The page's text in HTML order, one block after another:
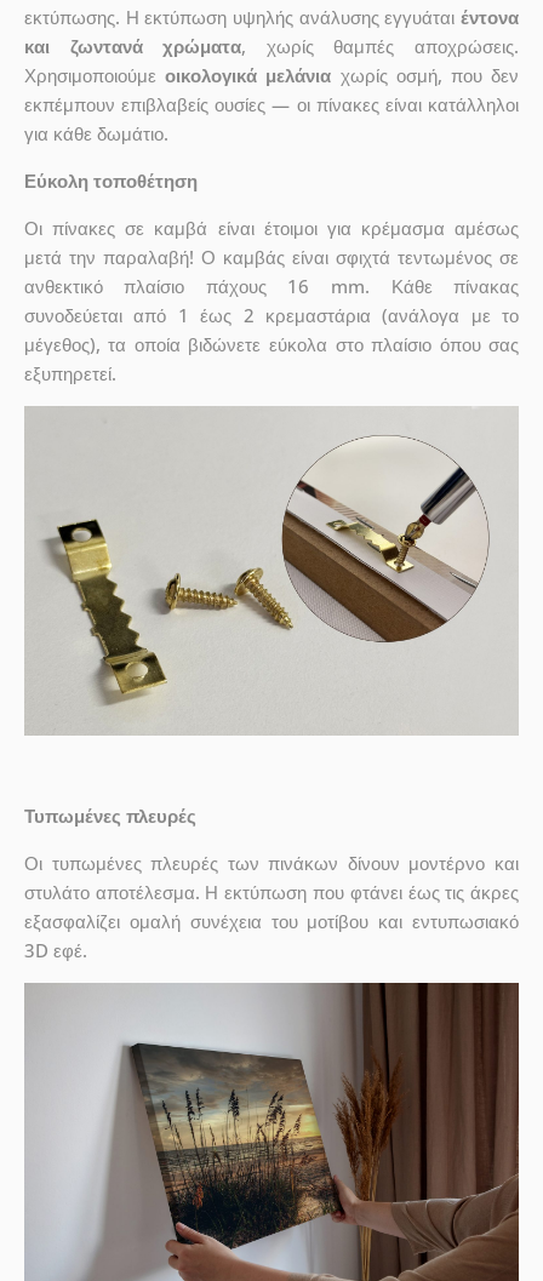
εκτύπωσης. Η εκτύπωση υψηλής ανάλυσης εγγυάταιέντονα
και ζωντανά χρώματα, χωρίς θαμπές αποχρώσεις.
Χρησιμοποιούμεοικολογικά μελάνια χωρίς οσμή, που δεν
εκπέμπουν επιβλαβείς ουσίες — οι πίνακες είναι κατάλληλοι
για κάθε δωμάτιο.
Εύκολη τοποθέτηση
Οι πίνακες σε καμβά είναι έτοιμοι για κρέμασμα αμέσως
μετά την παραλαβή! Ο καμβάς είναι σφιχτά τεντωμένος σε
ανθεκτικό πλαίσιο πάχους 16 mm. Κάθε πίνακας
συνοδεύεται από 1 έως 2 κρεμαστάρια (ανάλογα με το
μέγεθος), τα οποία βιδώνετε εύκολα στο πλαίσιο όπου σας
εξυπηρετεί.
Τυπωμένες πλευρές
Οι τυπωμένες πλευρές των πινάκων δίνουν μοντέρνο και
στυλάτο αποτέλεσμα. Η εκτύπωση που φτάνει έως τις άκρες
εξασφαλίζει ομαλή συνέχεια του μοτίβου και εντυπωσιακό
3D εφέ.